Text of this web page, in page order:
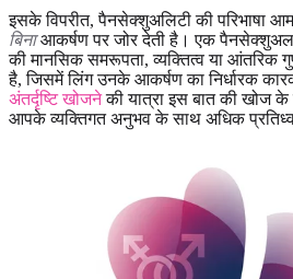
इसके विपरीत, पैनसेक्शुअलिटी की परिभाषा
बिनाआकर्षण पर जोर देती है। एक पैनसेक्शुअल
की मानसिक समरूपता, व्यक्तित्व या आंतरिक
है, जिसमें लिंग उनके आकर्षण का निर्धारक
अंतर्दृष्टि खोजनेकी यात्रा इस बात की खोज के
आपके व्यक्तिगत अनुभव के साथ अधिक